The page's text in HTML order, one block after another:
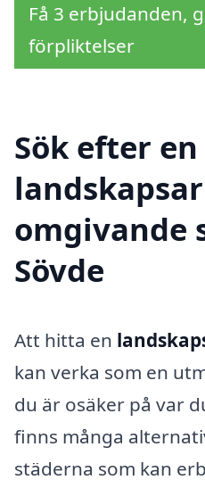
Få 3 erbjudanden,
förpliktelser
Sök efter
omgivande
Sövde
Att hitta en
kan verka som en
du är osäker på var
finns många
städerna som kan